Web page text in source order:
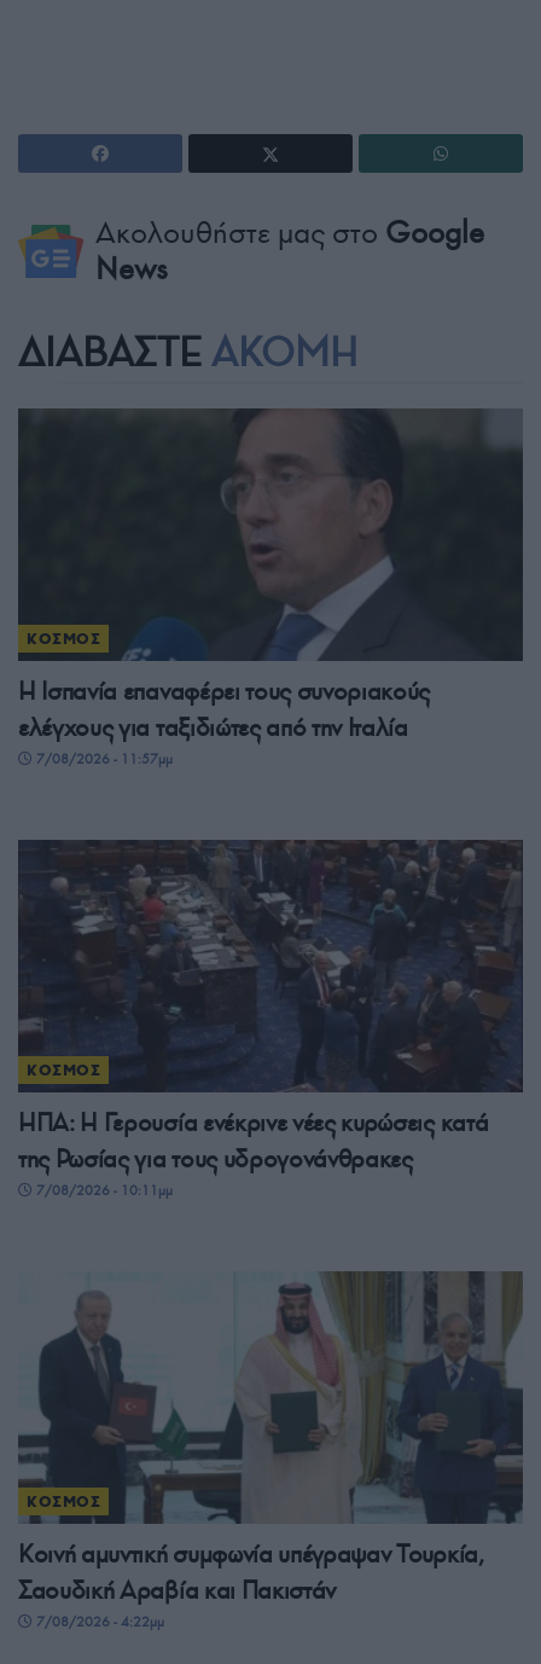
Ακολουθήστε μας στο Google
News
ΔΙΑΒΑΣΤΕ ΑΚΟΜΗ
ΚΟΣΜΟΣ
Η Ισπανία επαναφέρει τους συνοριακούς
ελέγχους για ταξιδιώτες από την Ιταλία
7/08/2026 - 11:57μμ
ΚΟΣΜΟΣ
ΗΠΑ: Η Γερουσία ενέκρινε νέες κυρώσεις κατά
της Ρωσίας για τους υδρογονάνθρακες
7/08/2026 - 10:11μμ
ΚΟΣΜΟΣ
Κοινή αμυντική συμφωνία υπέγραψαν Τουρκία,
Σαουδική Αραβία και Πακιστάν
7/08/2026 - 4:22μμ